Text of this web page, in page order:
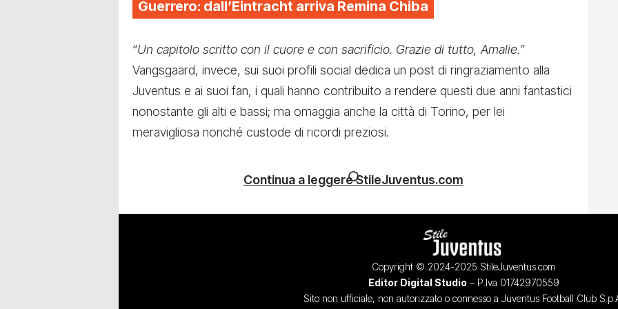
Guerrero: dall’Eintracht arriva Remina Chiba
“Un capitolo scritto con il cuore e con sacrificio. Grazie di tutto, Amalie.”
Vangsgaard, invece, sui suoi profili social dedica un post di ringraziamento alla
Juventus e ai suoi fan, i quali hanno contribuito a rendere questi due anni fantastici
nonostante gli alti e bassi; ma omaggia anche la città di Torino, per lei
meravigliosa nonché custode di ricordi preziosi.
Continua a leggere StileJuventus.com
Copyright © 2024-2025 StileJuventus.com
Editor Digital Studio – P.Iva 01742970559
Sito non ufficiale, non autorizzato o connesso a Juventus Football Club